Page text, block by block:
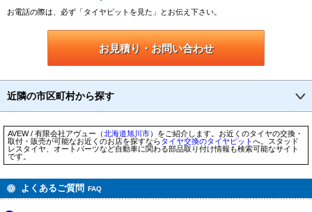
お電話の際は、必ず「タイヤピットを見た」とお伝え下さい。
お見積り・お問い合わせ
近隣の市区町村から探す
AVEW / 有限会社アヴュー（北海道旭川市）をご紹介します。お近くのタイヤの交換・
取付・販売が可能なお近くのお店を探すならタイヤ交換のタイヤピットへ。スタッド
レスタイヤ、オートパーツなど自動車に関わる部品取り付け情報も検索可能なサイト
です。
よくあるご質問 FAQ